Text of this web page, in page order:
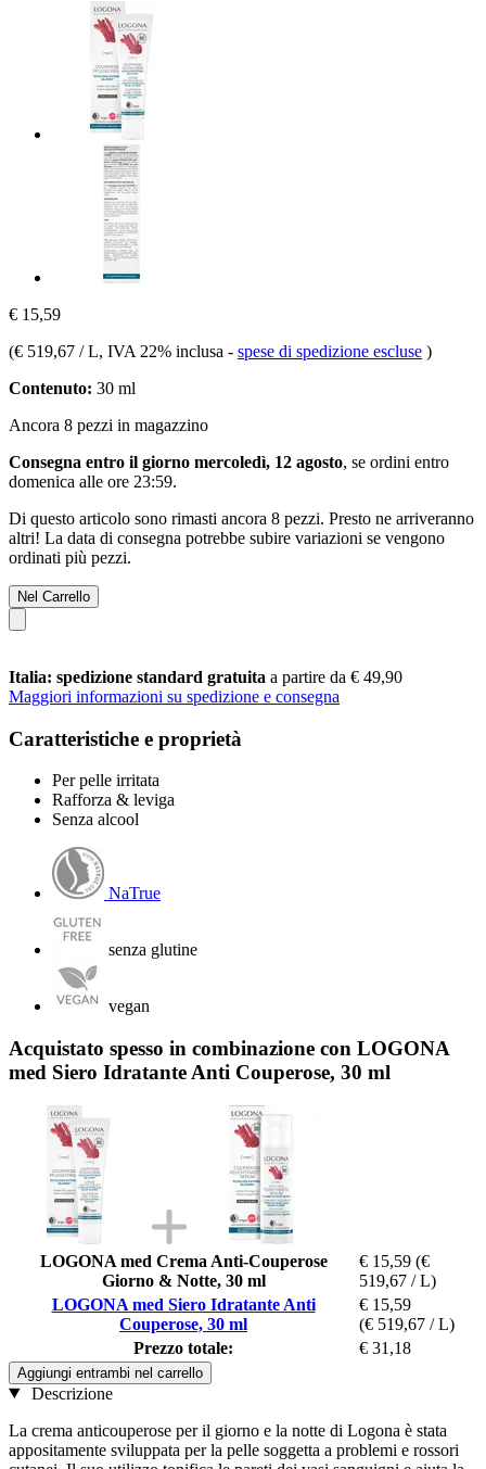
€ 15,59
(€ 519,67 / L, IVA 22% inclusa - spese di spedizione escluse )
Contenuto: 30 ml
Ancora 8 pezzi in magazzino
Consegna entro il giorno mercoledì, 12 agosto, se ordini entro
domenica alle ore 23:59.
Di questo articolo sono rimasti ancora 8 pezzi. Presto ne arriveranno
altri! La data di consegna potrebbe subire variazioni se vengono
ordinati più pezzi.
Nel Carrello
Italia: spedizione standard gratuita a partire da € 49,90
Maggiori informazioni su spedizione e consegna
Caratteristiche e proprietà
Per pelle irritata
Rafforza & leviga
Senza alcool
NaTrue
senza glutine
vegan
Acquistato spesso in combinazione con LOGONA
med Siero Idratante Anti Couperose, 30 ml
LOGONA med Crema Anti-Couperose
Giorno & Notte, 30 ml
€ 15,59 (€
519,67 / L)
LOGONA med Siero Idratante Anti
Couperose, 30 ml
€ 15,59
(€ 519,67 / L)
Prezzo totale:
€ 31,18
Aggiungi entrambi nel carrello
Descrizione
La crema anticouperose per il giorno e la notte di Logona è stata
appositamente sviluppata per la pelle soggetta a problemi e rossori